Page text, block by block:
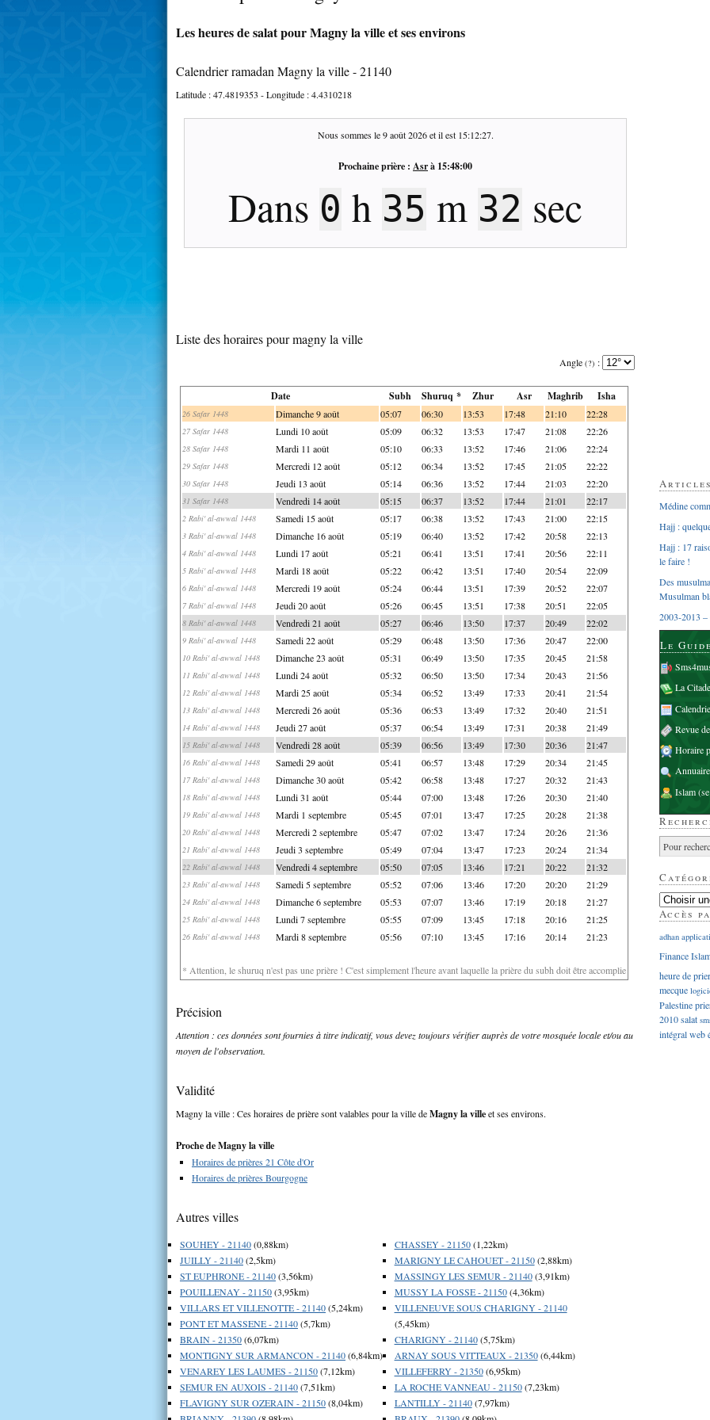
Les heures de salat pour Magny la ville et ses environs
Calendrier ramadan Magny la ville - 21140
Latitude :47.4819353 - Longitude :4.4310218
Nous sommes le9 août 2026et il est 15:12:27.
Prochaine prière : Asrà 15:48:00
Dans 0 h 35 m 32 sec
Liste des horaires pour magny la ville
Angle (?) :
Date Subh Shuruq * Zhur Asr Maghrib Isha
26 Safar 1448 Dimanche 9 août 05:07 06:30 13:53 17:48 21:10 22:28
27 Safar 1448 Lundi 10 août 05:09 06:32 13:53 17:47 21:08 22:26
28 Safar 1448 Mardi 11 août 05:10 06:33 13:52 17:46 21:06 22:24
29 Safar 1448 Mercredi 12 août 05:12 06:34 13:52 17:45 21:05 22:22
30 Safar 1448 Jeudi 13 août 05:14 06:36 13:52 17:44 21:03 22:20
31 Safar 1448 Vendredi 14 août 05:15 06:37 13:52 17:44 21:01 22:17
2 Rabi' al-awwal 1448 Samedi 15 août 05:17 06:38 13:52 17:43 21:00 22:15
3 Rabi' al-awwal 1448 Dimanche 16 août 05:19 06:40 13:52 17:42 20:58 22:13
4 Rabi' al-awwal 1448 Lundi 17 août 05:21 06:41 13:51 17:41 20:56 22:11
5 Rabi' al-awwal 1448 Mardi 18 août 05:22 06:42 13:51 17:40 20:54 22:09
6 Rabi' al-awwal 1448 Mercredi 19 août 05:24 06:44 13:51 17:39 20:52 22:07
7 Rabi' al-awwal 1448 Jeudi 20 août 05:26 06:45 13:51 17:38 20:51 22:05
8 Rabi' al-awwal 1448 Vendredi 21 août 05:27 06:46 13:50 17:37 20:49 22:02
9 Rabi' al-awwal 1448 Samedi 22 août 05:29 06:48 13:50 17:36 20:47 22:00
10 Rabi' al-awwal 1448 Dimanche 23 août 05:31 06:49 13:50 17:35 20:45 21:58
11 Rabi' al-awwal 1448 Lundi 24 août 05:32 06:50 13:50 17:34 20:43 21:56
12 Rabi' al-awwal 1448 Mardi 25 août 05:34 06:52 13:49 17:33 20:41 21:54
13 Rabi' al-awwal 1448 Mercredi 26 août 05:36 06:53 13:49 17:32 20:40 21:51
14 Rabi' al-awwal 1448 Jeudi 27 août 05:37 06:54 13:49 17:31 20:38 21:49
15 Rabi' al-awwal 1448 Vendredi 28 août 05:39 06:56 13:49 17:30 20:36 21:47
16 Rabi' al-awwal 1448 Samedi 29 août 05:41 06:57 13:48 17:29 20:34 21:45
17 Rabi' al-awwal 1448 Dimanche 30 août 05:42 06:58 13:48 17:27 20:32 21:43
18 Rabi' al-awwal 1448 Lundi 31 août 05:44 07:00 13:48 17:26 20:30 21:40
19 Rabi' al-awwal 1448 Mardi 1 septembre 05:45 07:01 13:47 17:25 20:28 21:38
20 Rabi' al-awwal 1448 Mercredi 2 septembre 05:47 07:02 13:47 17:24 20:26 21:36
21 Rabi' al-awwal 1448 Jeudi 3 septembre 05:49 07:04 13:47 17:23 20:24 21:34
22 Rabi' al-awwal 1448 Vendredi 4 septembre 05:50 07:05 13:46 17:21 20:22 21:32
23 Rabi' al-awwal 1448 Samedi 5 septembre 05:52 07:06 13:46 17:20 20:20 21:29
24 Rabi' al-awwal 1448 Dimanche 6 septembre 05:53 07:07 13:46 17:19 20:18 21:27
25 Rabi' al-awwal 1448 Lundi 7 septembre 05:55 07:09 13:45 17:18 20:16 21:25
26 Rabi' al-awwal 1448 Mardi 8 septembre 05:56 07:10 13:45 17:16 20:14 21:23
* Attention, le shuruq n'est pas une prière ! C'est simplement l'heure avant laquelle la prière du subh doit être accomplie
Précision
Attention : ces données sont fournies à titre indicatif, vous devez toujours vérifier auprès de votre mosquée locale et/ou au
moyen de l'observation.
Validité
Magny la ville : Ces horaires de prière sont valables pour la ville deMagny la villeet ses environs.
Proche de Magny la ville
Horaires de prières 21 Côte d'Or
Horaires de prières Bourgogne
Autres villes
SOUHEY - 21140(0,88km)
JUILLY - 21140(2,5km)
ST EUPHRONE - 21140(3,56km)
POUILLENAY - 21150(3,95km)
VILLARS ET VILLENOTTE - 21140(5,24km)
PONT ET MASSENE - 21140(5,7km)
BRAIN - 21350(6,07km)
MONTIGNY SUR ARMANCON - 21140(6,84km)
VENAREY LES LAUMES - 21150(7,12km)
SEMUR EN AUXOIS - 21140(7,51km)
FLAVIGNY SUR OZERAIN - 21150(8,04km)
CHASSEY - 21150(1,22km)
MARIGNY LE CAHOUET - 21150(2,88km)
MASSINGY LES SEMUR - 21140(3,91km)
MUSSY LA FOSSE - 21150(4,36km)
VILLENEUVE SOUS CHARIGNY - 21140
(5,45km)
CHARIGNY - 21140(5,75km)
ARNAY SOUS VITTEAUX - 21350(6,44km)
VILLEFERRY - 21350(6,95km)
LA ROCHE VANNEAU - 21150(7,23km)
LANTILLY - 21140(7,97km)
Médine
Hajj :
Hajj : 17
le faire !
Des
Musulman
2003-2013 –
Le
La
Revue
Horaire
Islam
Accès
adhan
Finance
heure de
mecque
Palestine
2010salat
intégralweb